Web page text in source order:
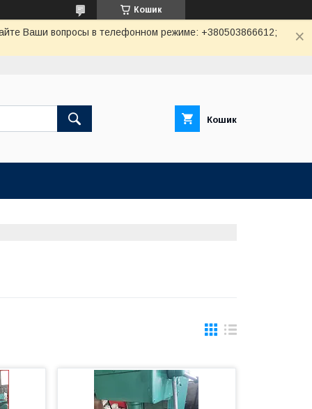
Кошик
Ваши вопросы в телефонном режиме: +380503866612;
Кошик